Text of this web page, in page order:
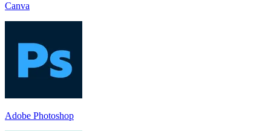
Canva
Adobe Photoshop